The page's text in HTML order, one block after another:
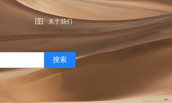
关于我们
搜索